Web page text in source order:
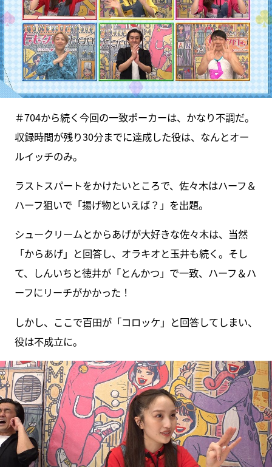
＃704から続く今回の一致ポーカーは、かなり不調だ。
収録時間が残り30分までに達成した役は、なんとオー
ルイッチのみ。
ラストスパートをかけたいところで、佐々木はハーフ＆
ハーフ狙いで「揚げ物といえば？」を出題。
シュークリームとからあげが大好きな佐々木は、当然
「からあげ」と回答し、オラキオと玉井も続く。そし
て、しんいちと徳井が「とんかつ」で一致、ハーフ＆ハ
ーフにリーチがかかった！
しかし、ここで百田が「コロッケ」と回答してしまい、
役は不成立に。